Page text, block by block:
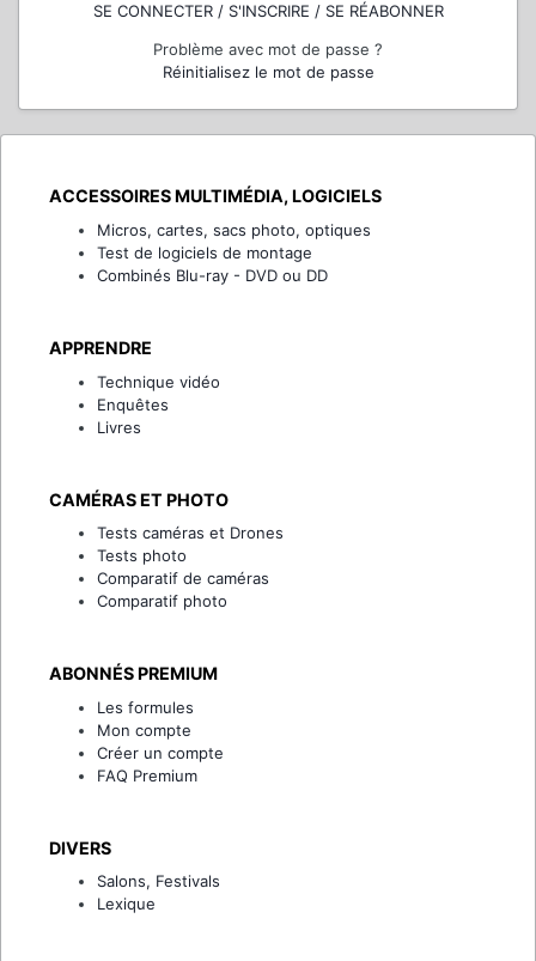
SE CONNECTER / S'INSCRIRE / SE RÉABONNER
Problème avec mot de passe ?
Réinitialisez le mot de passe
ACCESSOIRES MULTIMÉDIA, LOGICIELS
Micros, cartes, sacs photo, optiques
Test de logiciels de montage
Combinés Blu-ray - DVD ou DD
APPRENDRE
Technique vidéo
Enquêtes
Livres
CAMÉRAS ET PHOTO
Tests caméras et Drones
Tests photo
Comparatif de caméras
Comparatif photo
ABONNÉS PREMIUM
Les formules
Mon compte
Créer un compte
FAQ Premium
DIVERS
Salons, Festivals
Lexique